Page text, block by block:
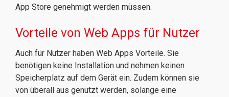
App Store genehmigt werden müssen.
Vorteile von Web Apps für Nutzer
Auch für Nutzer haben Web Apps Vorteile. Sie
benötigen keine Installation und nehmen keinen
Speicherplatz auf dem Gerät ein. Zudem können sie
von überall aus genutzt werden, solange eine